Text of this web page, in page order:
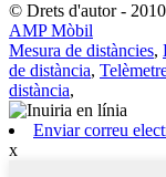
© Drets d'autor -
AMP Mòbil
Mesura de distàncies,
de distància,
distància,
Enviar correu
x